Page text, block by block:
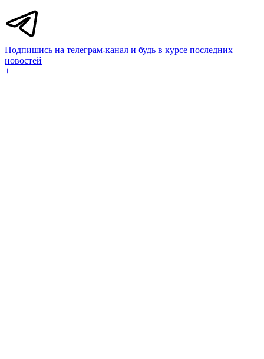
Подпишись на телеграм-канал и будь в курсе последних
новостей
+